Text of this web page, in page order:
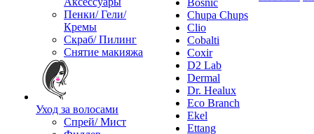
Пенки/ Гели/
Кремы
Скраб/ Пилинг
Снятие макияжа
Уход за волосами
Спрей/ Мист
Bosnic
Chupa Chups
Clio
Cobalti
Coxir
D2 Lab
Dermal
Dr. Healux
Eco Branch
Ekel
Ettang